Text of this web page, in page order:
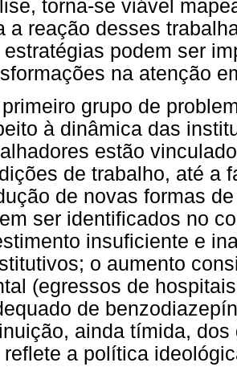
torna-se viável
a reação desses
estratégias podem ser
na atenção
grupo de
à dinâmica das
estão
de trabalho, até a
de novas formas
ser identificados no
insuficiente e
o aumento
(egressos de
de
ainda tímida,
reflete a política